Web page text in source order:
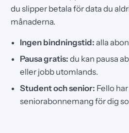
du slipper betala för data du
månaderna.
Ingen bindningstid: alla
Pausa gratis: du kan pausa
eller jobb utomlands.
Student och senior: Fello
seniorabonnemang för dig